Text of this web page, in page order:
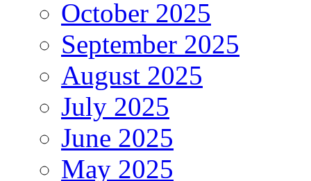
October 2025
September 2025
August 2025
July 2025
June 2025
May 2025